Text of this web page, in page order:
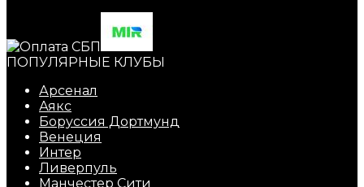
ПОПУЛЯРНЫЕ КЛУБЫ
Арсенал
Аякс
Боруссия Дортмунд
Венеция
Интер
Ливерпуль
Манчестер Сити